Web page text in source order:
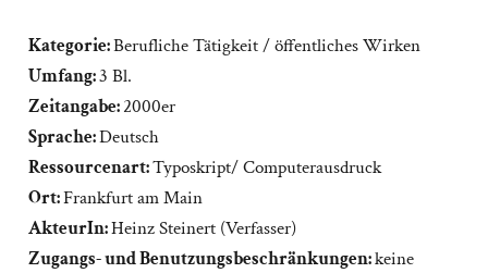
Kategorie:Berufliche Tätigkeit / öffentliches Wirken
Umfang:3 Bl.
Zeitangabe:2000er
Sprache:Deutsch
Ressourcenart:Typoskript/ Computerausdruck
Ort:Frankfurt am Main
AkteurIn:Heinz Steinert (Verfasser)
Zugangs- und Benutzungsbeschränkungen:keine